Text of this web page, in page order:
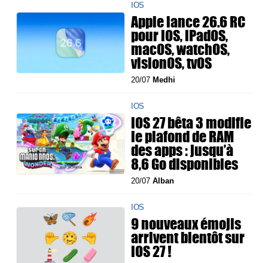
IOS
Apple lance 26.6 RC
pour iOS, iPadOS,
macOS, watchOS,
visionOS, tvOS
20/07 Medhi
IOS
iOS 27 bêta 3 modifie
le plafond de RAM
des apps : jusqu’à
8,6 Go disponibles
20/07Alban
IOS
9 nouveaux émojis
arrivent bientôt sur
iOS 27 !